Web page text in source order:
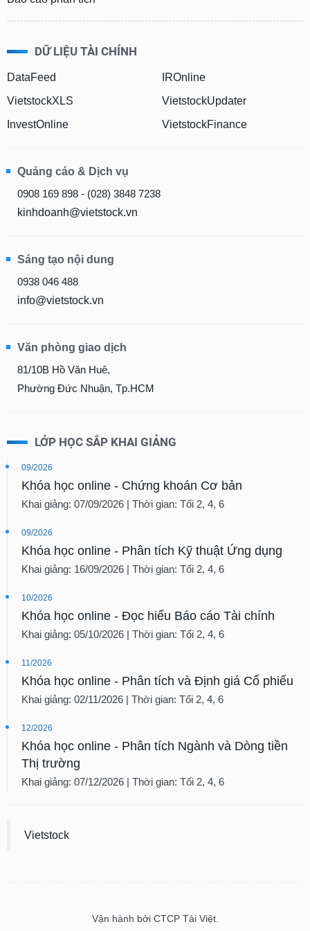
DỮ LIỆU TÀI CHÍNH
DataFeed
VietstockXLS
InvestOnline
IROnline
VietstockUpdater
VietstockFinance
Quảng cáo & Dịch vụ
0908 169 898 - (028) 3848 7238
kinhdoanh@vietstock.vn
Sáng tạo nội dung
0938 046 488
info@vietstock.vn
Văn phòng giao dịch
81/10B Hồ Văn Huê,
Phường Đức Nhuận, Tp.HCM
LỚP HỌC SẮP KHAI GIẢNG
09/2026
Khóa học online - Chứng khoán Cơ bản
Khai giảng: 07/09/2026 | Thời gian: Tối 2, 4, 6
09/2026
Khóa học online - Phân tích Kỹ thuật Ứng dụng
Khai giảng: 16/09/2026 | Thời gian: Tối 2, 4, 6
10/2026
Khóa học online - Đọc hiểu Báo cáo Tài chính
Khai giảng: 05/10/2026 | Thời gian: Tối 2, 4, 6
11/2026
Khóa học online - Phân tích và Định giá Cổ phiếu
Khai giảng: 02/11/2026 | Thời gian: Tối 2, 4, 6
12/2026
Khóa học online - Phân tích Ngành và Dòng tiền
Thị trường
Khai giảng: 07/12/2026 | Thời gian: Tối 2, 4, 6
Vietstock
Vận hành bởi CTCP Tài Việt.
VỤ
TRUYỀN
TIỆN
ÍCH
BẤT
SẢN
Mã
chứng
khoán
(-)
Lãnh
(-)
Tin
(-)
Bài
của
tác
giả
Báo
cáo
tích
ngữ
Dịch
vụ
(-)